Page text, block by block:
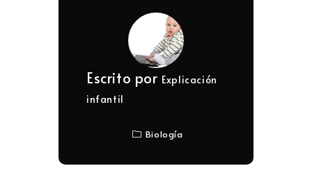
Escrito por Explicación
infantil
Biología